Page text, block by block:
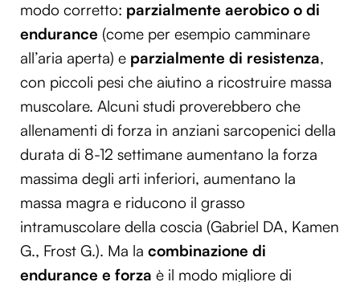
Utilizziamo i cookie per personalizzare contenuti ed
annunci, per fornire funzionalità dei social media e per
analizzare il nostro traffico. Condividiamo inoltre
informazioni sul modo in cui utilizzi il nostro sito con i
pubblicità e social media, i quali potrebbero combinarle
con altre informazioni che hai fornito loro o che hanno
raccolto dal tuo utilizzo dei loro servizi.
modo corretto: parzialmente aerobico o di
endurance (come per esempio camminare
all’aria aperta) e parzialmente di resistenza,
con piccoli pesi che aiutino a ricostruire massa
muscolare. Alcuni studi proverebbero che
allenamenti di forza in anziani sarcopenici della
durata di 8-12 settimane aumentano la forza
massima degli arti inferiori, aumentano la
massa magra e riducono il grasso
intramuscolare della coscia (Gabriel DA, Kamen
G., Frost G.). Ma la combinazione di
endurance e forza è il modo migliore di